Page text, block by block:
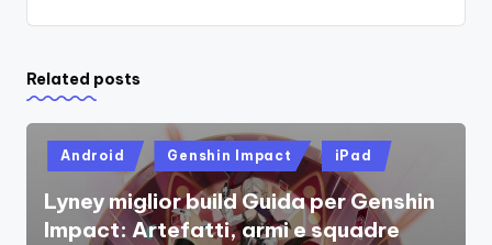
Related posts
Posted
in
Android Genshin Impact iPad
Lyney miglior build Guida per Genshin
Impact: Artefatti, armi e squadre